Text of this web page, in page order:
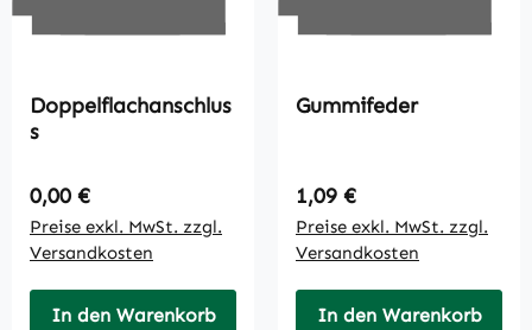
Doppelflachanschlus
s
Regulärer Preis:
0,00 €
Preise exkl. MwSt. zzgl.
Versandkosten
In den Warenkorb
Gummifeder
Regulärer Preis:
1,09 €
Preise exkl. MwSt. zzgl.
Versandkosten
In den Warenkorb